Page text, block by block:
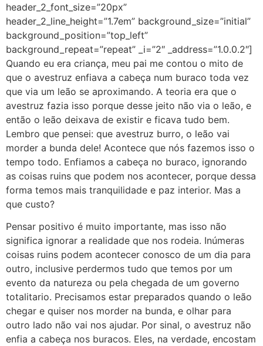
header_2_font_size=”20px”
header_2_line_height=”1.7em” background_size=”initial”
background_position=”top_left”
background_repeat=”repeat” _i=”2″ _address=”1.0.0.2″]
Quando eu era criança, meu pai me contou o mito de
que o avestruz enfiava a cabeça num buraco toda vez
que via um leão se aproximando. A teoria era que o
avestruz fazia isso porque desse jeito não via o leão, e
então o leão deixava de existir e ficava tudo bem.
Lembro que pensei: que avestruz burro, o leão vai
morder a bunda dele! Acontece que nós fazemos isso o
tempo todo. Enfiamos a cabeça no buraco, ignorando
as coisas ruins que podem nos acontecer, porque dessa
forma temos mais tranquilidade e paz interior. Mas a
que custo?
Pensar positivo é muito importante, mas isso não
significa ignorar a realidade que nos rodeia. Inúmeras
coisas ruins podem acontecer conosco de um dia para
outro, inclusive perdermos tudo que temos por um
evento da natureza ou pela chegada de um governo
totalitario. Precisamos estar preparados quando o leão
chegar e quiser nos morder na bunda, e olhar para
outro lado não vai nos ajudar. Por sinal, o avestruz não
enfia a cabeça nos buracos. Eles, na verdade, encostam